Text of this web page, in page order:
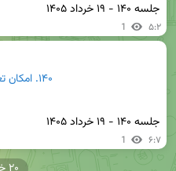
جلسه ۱۴۰ - ۱۹ خرداد ۱۴۰۵
1 ۵:۲
۱۴۰. امکان تعبد به غیر علم.pdf
جلسه ۱۴۰ - ۱۹ خرداد ۱۴۰۵
1 ۶:۷